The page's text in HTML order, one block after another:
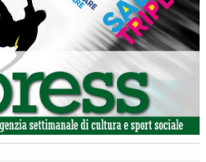
i piedi, si possono fare le